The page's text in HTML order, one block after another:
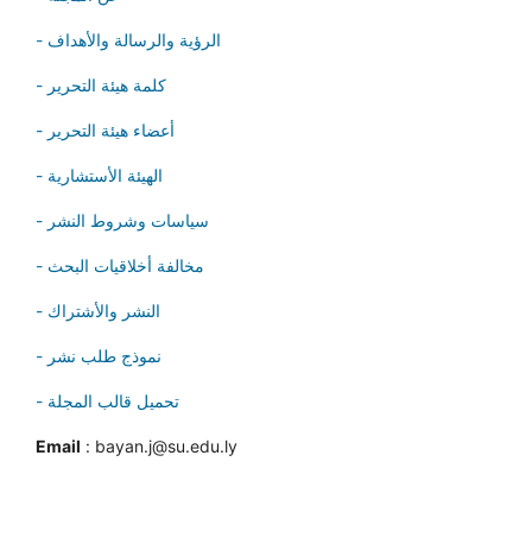
- الرؤية والرسالة والأهداف
- كلمة هيئة التحرير
- أعضاء هيئة التحرير
- الهيئة الأستشارية
- سياسات وشروط النشر
- مخالفة أخلاقيات البحث
- النشر والأشتراك
- نموذج طلب نشر
- تحميل قالب المجلة
Email : bayan.j@su.edu.ly